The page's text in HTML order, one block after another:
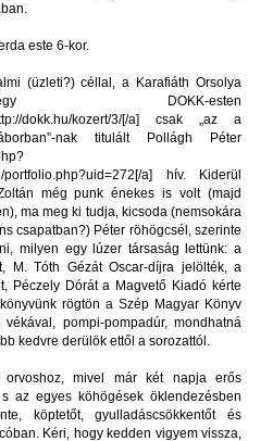
este 6-kor.
(üzleti?) céllal, a Karafiáth Orsolya
esten
dokk.hu/kozert/3/[/a] csak „az a
nak titulált Pollágh Péter
portfolio.php?uid=272[/a] hív. Kiderül
még punk énekes is volt (majd
ma meg ki tudja, kicsoda (nemsokára
csapatban?) Péter röhögcsél, szerinte
milyen egy lúzer társaság lettünk: a
M. Tóth Gézát Oscar-díjra jelölték, a
Péczely Dórát a Magvető Kiadó kérte
rögtön a Szép Magyar Könyv
pompi-pompadúr, mondhatná
kedvre derülök ettől a sorozattól.
orvoshoz, mivel már két napja erős
az egyes köhögések öklendezésben
köptetőt, gyulladáscsökkentőt és
Kéri, hogy kedden vigyem vissza,